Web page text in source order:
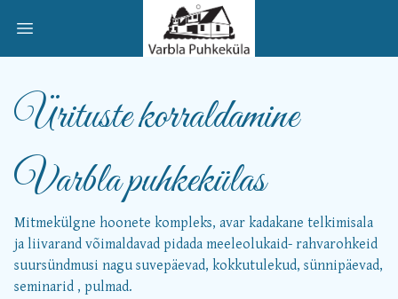
Open main menu
Ürituste korraldamine
Varbla puhkekülas
Mitmekülgne hoonete kompleks, avar kadakane telkimisala
ja liivarand võimaldavad pidada meeleolukaid- rahvarohkeid
suursündmusi nagu suvepäevad, kokkutulekud, sünnipäevad,
seminarid , pulmad.